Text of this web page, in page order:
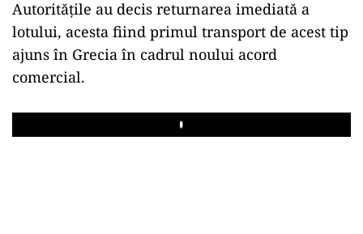
Autoritățile au decis returnarea imediată a
lotului, acesta fiind primul transport de acest tip
ajuns în Grecia în cadrul noului acord
comercial.
Play